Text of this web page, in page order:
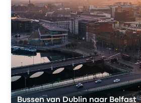
Bussen van Dublin naar Belfast